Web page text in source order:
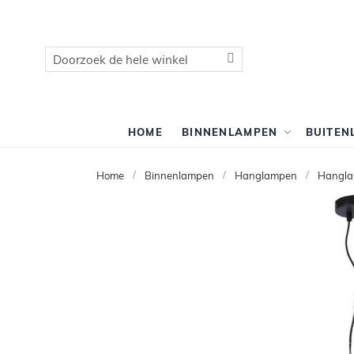
Zoek
HOME BINNENLAMPEN
Home Binnenlampen Hanglampen